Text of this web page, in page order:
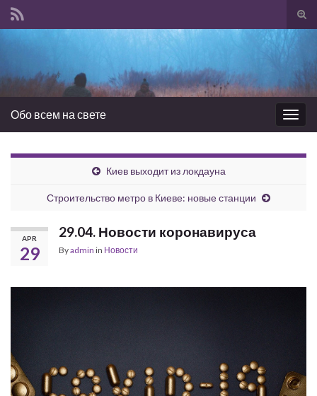
Обо всем на свете
Киев выходит из локдауна
Строительство метро в Киеве: новые станции
APR
29
29.04. Новости коронавируса
Byadmin in Новости